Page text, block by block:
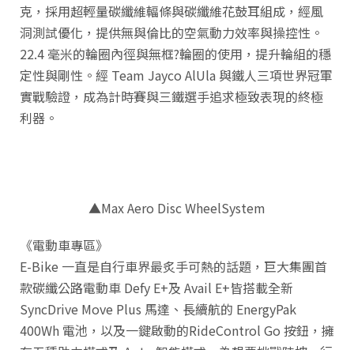
克，採用超輕量碳纖維輻條與碳纖維花鼓耳組成，經風
洞測試優化，提供無與倫比的空氣動力效率與操控性。
22.4 毫米的輪圈內徑與無框?輪圈的使用，提升輪組的穩
定性與剛性。經 Team Jayco AlUla 與鐵人三項世界冠軍
實戰驗證，成為計時賽與三鐵選手追求極致表現的終極
利器。
▲Max Aero Disc WheelSystem
《電動車專區》
E-Bike 一直是自行車界最炙手可熱的話題，巨大集團首
款碳纖公路電動車 Defy E+及 Avail E+皆搭載全新
SyncDrive Move Plus 馬達、長續航的 EnergyPak
400Wh 電池，以及一鍵啟動的RideControl Go 按鈕，擁